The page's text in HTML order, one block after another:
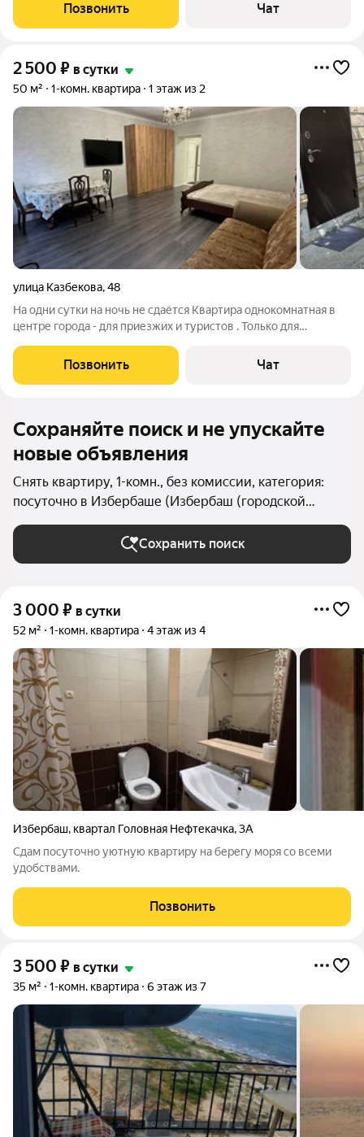
Позвонить Чат
2 500 ₽ в сутки
50 м² 1-комн. квартира 1 этаж из 2
улица Казбекова,48
На одни сутки на ночь не сдаётся Квартира однокомнатная в
центре города - для приезжих и туристов . Только для
расположится. Мужским и шумным компаниям не сдаётся.
Квартира со всеми удобствами
Позвонить Чат
Сохраняйте поиск и не упускайте
новые объявления
Снять квартиру, 1-комн., без комиссии, категория:
посуточно в Избербаше (Избербаш (городской
округ))
Сохранить поиск
3 000 ₽ в сутки
52 м² 1-комн. квартира 4 этаж из 4
Избербаш, квартал Головная Нефтекачка,3А
Сдам посуточно уютную квартиру на берегу моря со всеми
удобствами.
Позвонить
3 500 ₽ в сутки
35 м² 1-комн. квартира 6 этаж из 7